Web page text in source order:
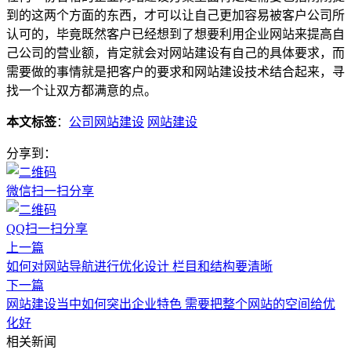
到的这两个方面的东西，才可以让自己更加容易被客户公司所
认可的，毕竟既然客户已经想到了想要利用企业网站来提高自
己公司的营业额，肯定就会对网站建设有自己的具体要求，而
需要做的事情就是把客户的要求和网站建设技术结合起来，寻
找一个让双方都满意的点。
本文标签： 公司网站建设 网站建设
分享到：
微信扫一扫分享
QQ扫一扫分享
上一篇
如何对网站导航进行优化设计 栏目和结构要清晰
下一篇
网站建设当中如何突出企业特色 需要把整个网站的空间给优
化好
相关新闻